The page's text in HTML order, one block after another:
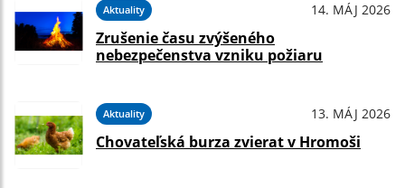
Aktuality 14. MÁJ 2026
Zrušenie času zvýšeného
nebezpečenstva vzniku požiaru
Aktuality 13. MÁJ 2026
Chovateľská burza zvierat v Hromoši